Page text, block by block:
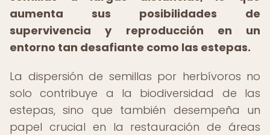
aumenta sus posibilidades de
supervivencia y reproducción en un
entorno tan desafiante como las estepas.
La dispersión de semillas por herbívoros no
solo contribuye a la biodiversidad de las
estepas, sino que también desempeña un
papel crucial en la restauración de áreas